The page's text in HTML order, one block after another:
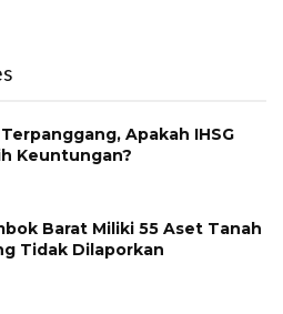
Apakah IHSG
Keuntungan?
Barat Miliki 55 Aset Tanah
Tidak Dilaporkan